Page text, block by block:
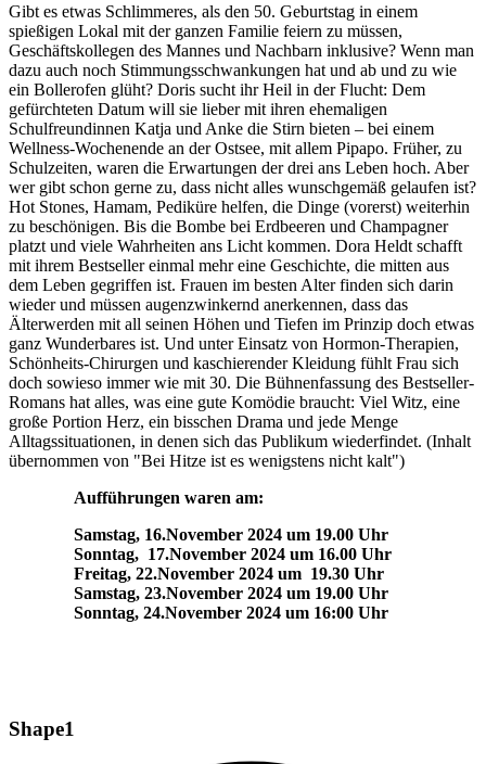
Gibt es etwas Schlimmeres, als den 50. Geburtstag in einem
spießigen Lokal mit der ganzen Familie feiern zu müssen,
Geschäftskollegen des Mannes und Nachbarn inklusive? Wenn man
dazu auch noch Stimmungsschwankungen hat und ab und zu wie
ein Bollerofen glüht? Doris sucht ihr Heil in der Flucht: Dem
gefürchteten Datum will sie lieber mit ihren ehemaligen
Schulfreundinnen Katja und Anke die Stirn bieten – bei einem
Wellness-Wochenende an der Ostsee, mit allem Pipapo. Früher, zu
Schulzeiten, waren die Erwartungen der drei ans Leben hoch. Aber
wer gibt schon gerne zu, dass nicht alles wunschgemäß gelaufen ist?
Hot Stones, Hamam, Pediküre helfen, die Dinge (vorerst) weiterhin
zu beschönigen. Bis die Bombe bei Erdbeeren und Champagner
platzt und viele Wahrheiten ans Licht kommen. Dora Heldt schafft
mit ihrem Bestseller einmal mehr eine Geschichte, die mitten aus
dem Leben gegriffen ist. Frauen im besten Alter finden sich darin
wieder und müssen augenzwinkernd anerkennen, dass das
Älterwerden mit all seinen Höhen und Tiefen im Prinzip doch etwas
ganz Wunderbares ist. Und unter Einsatz von Hormon-Therapien,
Schönheits-Chirurgen und kaschierender Kleidung fühlt Frau sich
doch sowieso immer wie mit 30. Die Bühnenfassung des Bestseller-
Romans hat alles, was eine gute Komödie braucht: Viel Witz, eine
große Portion Herz, ein bisschen Drama und jede Menge
Alltagssituationen, in denen sich das Publikum wiederfindet. (Inhalt
übernommen von "Bei Hitze ist es wenigstens nicht kalt")
Aufführungen waren am:
Samstag, 16.November 2024 um 19.00 Uhr
Sonntag, 17.November 2024 um 16.00 Uhr
Freitag, 22.November 2024 um 19.30 Uhr
Samstag, 23.November 2024 um 19.00 Uhr
Sonntag, 24.November 2024 um 16:00 Uhr
Shape1